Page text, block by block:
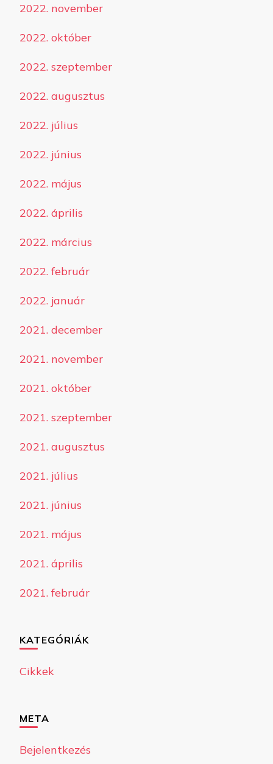
2022. november
2022. október
2022. szeptember
2022. augusztus
2022. július
2022. június
2022. május
2022. április
2022. március
2022. február
2022. január
2021. december
2021. november
2021. október
2021. szeptember
2021. augusztus
2021. július
2021. június
2021. május
2021. április
2021. február
KATEGÓRIÁK
Cikkek
META
Bejelentkezés